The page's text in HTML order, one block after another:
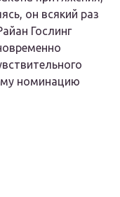
он всякий раз
Гослинг
номинацию